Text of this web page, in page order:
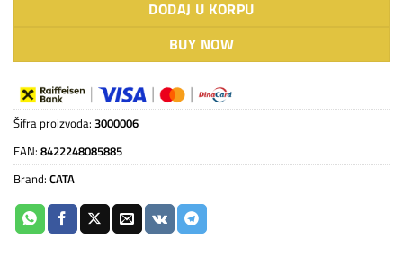
DODAJ U KORPU
BUY NOW
Šifra proizvoda: 3000006
EAN: 8422248085885
Brand: CATA